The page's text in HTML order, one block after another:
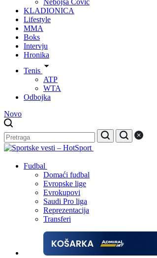
Nebojša Čović
KLADIONICA
Lifestyle
MMA
Boks
Intervju
Hronika
Tenis
ATP
WTA
Odbojka
Novo
Fudbal
Domaći fudbal
Evropske lige
Evrokupovi
Saudi Pro liga
Reprezentacija
Transferi